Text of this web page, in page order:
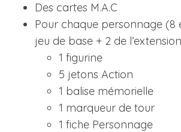
Des cartes M.A.C
Pour chaque personnage (8
jeu de base + 2 de
1 figurine
5 jetons Action
1 balise mémorielle
1 marqueur de tour
1 fiche Personnage